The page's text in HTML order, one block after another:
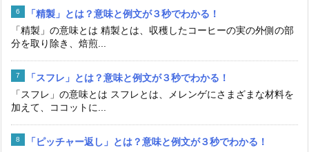
「精製」とは？意味と例文が３秒でわかる！
「精製」の意味とは 精製とは、収穫したコーヒーの実の外側の部
分を取り除き、焙煎...
「スフレ」とは？意味と例文が３秒でわかる！
「スフレ」の意味とは スフレとは、メレンゲにさまざまな材料を
加えて、ココットに...
「ピッチャー返し」とは？意味と例文が３秒でわかる！